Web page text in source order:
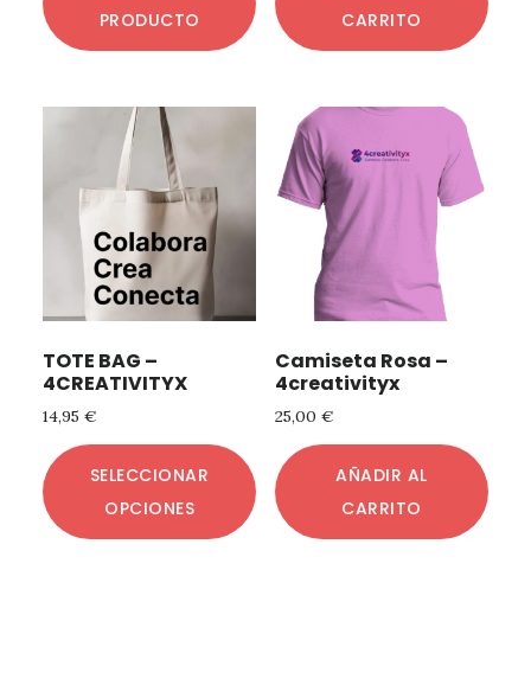
PRODUCTO
CARRITO
TOTE BAG –
4CREATIVITYX
14,95 €
SELECCIONAR
OPCIONES
Este
producto
tiene
Camiseta Rosa –
4creativityx
25,00 €
AÑADIR AL
CARRITO